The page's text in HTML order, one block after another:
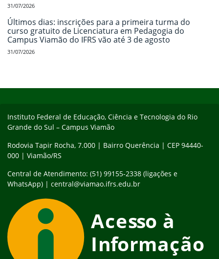
31/07/2026
Últimos dias: inscrições para a primeira turma do
curso gratuito de Licenciatura em Pedagogia do
Campus Viamão do IFRS vão até 3 de agosto
31/07/2026
Instituto Federal de Educação, Ciência e Tecnologia do Rio
Grande do Sul – Campus Viamão
Rodovia Tapir Rocha, 7.000 | Bairro Querência | CEP 94440-
000 | Viamão/RS
Central de Atendimento: (51) 99155-2338 (ligações e
WhatsApp) | central@viamao.ifrs.edu.br